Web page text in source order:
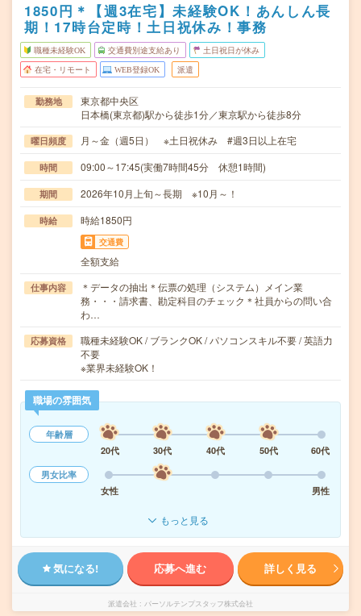
1850円＊【週3在宅】未経験OK！あんしん長
期！17時台定時！土日祝休み！事務
職種未経験OK 交通費別途支給あり 土日祝日が休み
在宅・リモート WEB登録OK 派遣
勤務地
東京都中央区
日本橋(東京都)駅から徒歩1分／東京駅から徒歩8分
曜日頻度 月～金（週5日） ※土日祝休み #週3日以上在宅
時間 09:00～17:45(実働7時間45分 休憩1時間)
期間 2026年10月上旬～長期 ※10月～！
時給 時給1850円
交通費
全額支給
仕事内容
＊データの抽出＊伝票の処理（システム）メイン業
務・・・請求書、勘定科目のチェック＊社員からの問い合
わ…
応募資格
職種未経験OK / ブランクOK / パソコンスキル不要 / 英語力
不要
※業界未経験OK！
職場の雰囲気
年齢層
20代
30代 40代 50代
60代
男女比率
女性
男性
もっと見る
気になる! 応募へ進む 詳しく見る
派遣会社 パーソルテンプスタッフ株式会社